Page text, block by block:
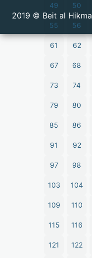
49 50
55 56
61 62
67 68
73 74
79 80
85 86
91 92
97 98
103 104
109 110
115 116
121 122
2019 © Beit al Hikma